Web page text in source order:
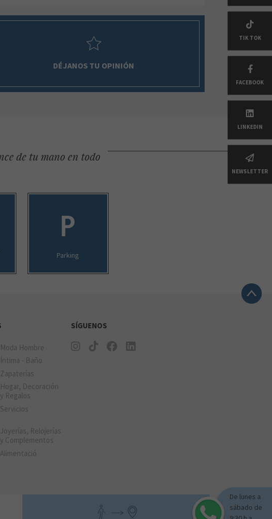
DÉJANOS TU OPINIÓN
de tu mano en todo
Parking
TIK TOK
FACEBOOK
LINKEDIN
NEWSLETTER
Moda Hombre
Íntima - Baño
Zapaterías
Hogar, Decoración
y Regalos
Servicios
Joyerías, Relojerías
y Complementos
Alimentació
SÍGUENOS
De lunes a
sábado de